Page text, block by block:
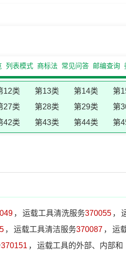
列表模式 商标法 常见问答 邮编查询
12类 第13类 第14类
第
27类 第28类 第29类
第
42类 第43类 第44类 第
， 运载工具清洗服务370055 ，
， 运载工具清洁服务370087 ，
运
370151 ，
运载工具的外部、内部和